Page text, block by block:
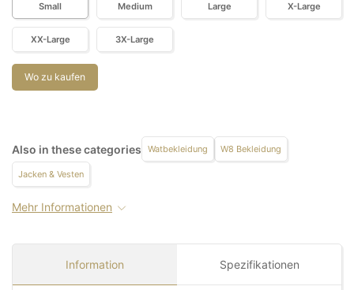
Small Medium Large X-Large
XX-Large 3X-Large
Wo zu kaufen
Also in these categories Watbekleidung W8 Bekleidung
Jacken & Vesten
Mehr Informationen
Information Spezifikationen